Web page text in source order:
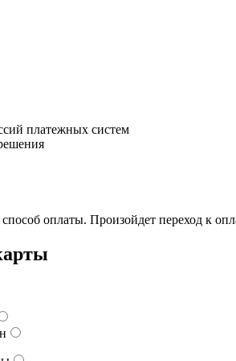
платежных систем
оплаты. Произойдет переход к